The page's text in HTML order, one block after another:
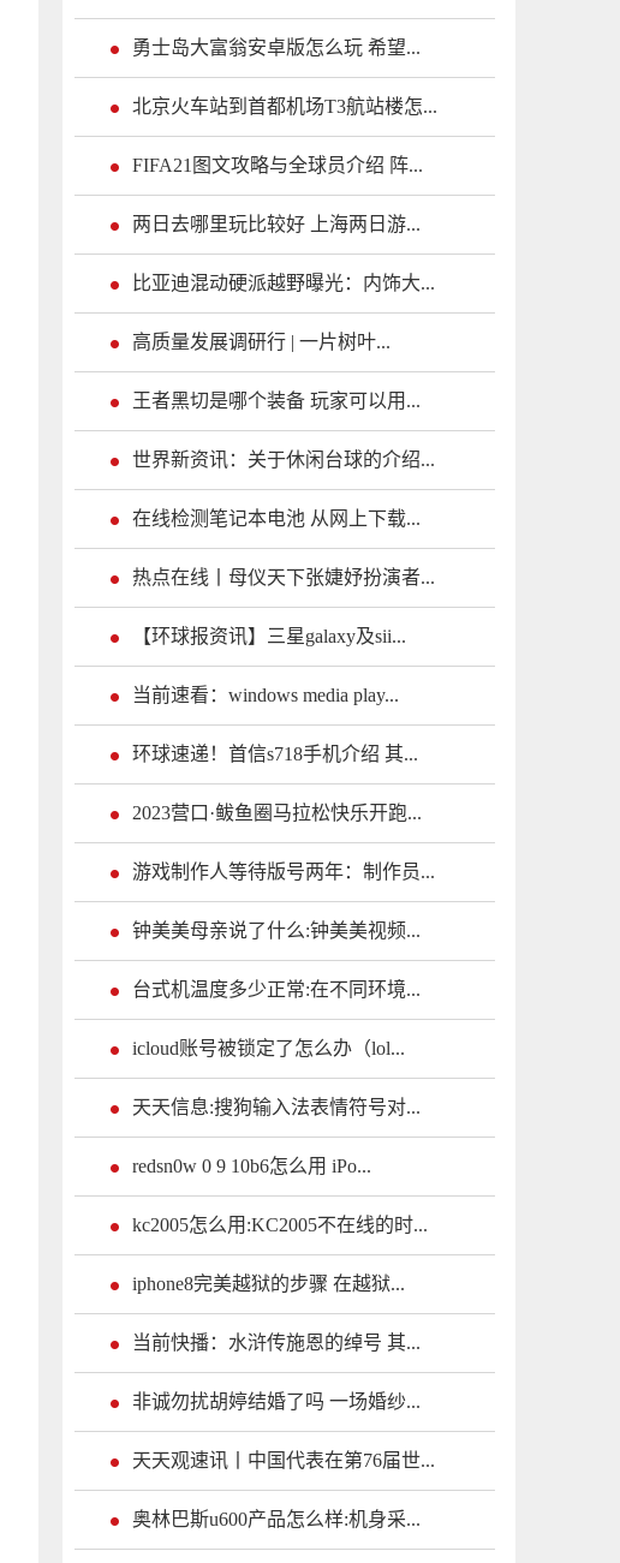
勇士岛大富翁安卓版怎么玩 希望...
北京火车站到首都机场T3航站楼怎...
FIFA21图文攻略与全球员介绍 阵...
两日去哪里玩比较好 上海两日游...
比亚迪混动硬派越野曝光：内饰大...
高质量发展调研行 | 一片树叶...
王者黑切是哪个装备 玩家可以用...
世界新资讯：关于休闲台球的介绍...
在线检测笔记本电池 从网上下载...
热点在线丨母仪天下张婕妤扮演者...
【环球报资讯】三星galaxy及sii...
当前速看：windows media play...
环球速递！首信s718手机介绍 其...
2023营口·鲅鱼圈马拉松快乐开跑...
游戏制作人等待版号两年：制作员...
钟美美母亲说了什么:钟美美视频...
台式机温度多少正常:在不同环境...
icloud账号被锁定了怎么办（lol...
天天信息:搜狗输入法表情符号对...
redsn0w 0 9 10b6怎么用 iPo...
kc2005怎么用:KC2005不在线的时...
iphone8完美越狱的步骤 在越狱...
当前快播：水浒传施恩的绰号 其...
非诚勿扰胡婷结婚了吗 一场婚纱...
天天观速讯丨中国代表在第76届世...
奥林巴斯u600产品怎么样:机身采...